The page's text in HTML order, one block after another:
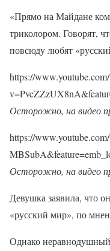
«Прямо на Майдане
триколором. Говорят,
повсюду любят
https://
Осторожно, на видео
https://
Осторожно, на видео
Девушка заявила, что
«русский мир», по
Однако